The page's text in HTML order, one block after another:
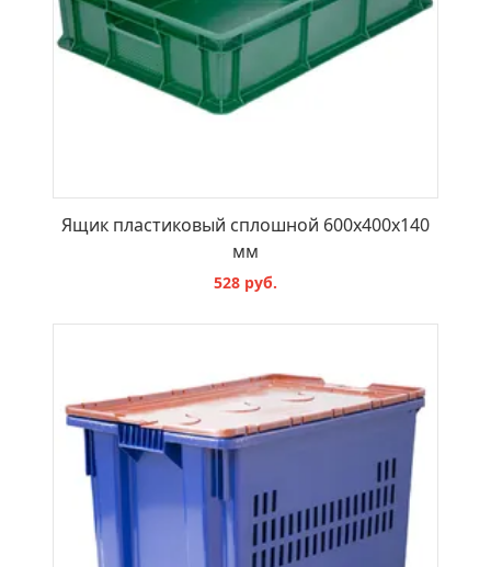
Ящик пластиковый сплошной 600х400х140
мм
528 руб.